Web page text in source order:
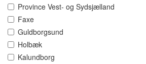
Province Vest- og Sydsjælland
Faxe
Guldborgsund
Holbæk
Kalundborg